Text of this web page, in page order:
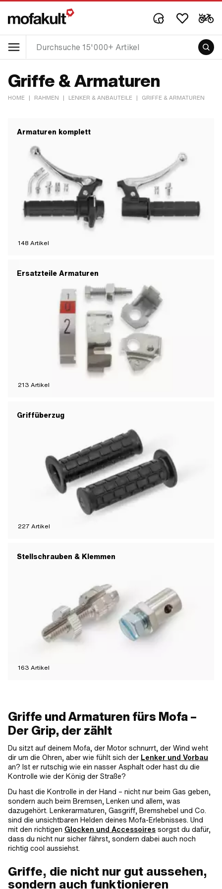
Griffe & Armaturen
HOME | RAHMEN | LENKER & ANBAUTEILE | GRIFFE & ARMATUREN
Armaturen komplett
148 Artikel
Ersatzteile Armaturen
213 Artikel
Griffüberzug
227 Artikel
Stellschrauben & Klemmen
163 Artikel
Griffe und Armaturen fürs Mofa –
Der Grip, der zählt
Du sitzt auf deinem Mofa, der Motor schnurrt, der Wind weht
dir um die Ohren, aber wie fühlt sich der Lenker und Vorbau
an? Ist er rutschig wie ein nasser Asphalt oder hast du die
Kontrolle wie der König der Straße?
Du hast die Kontrolle in der Hand – nicht nur beim Gas geben,
sondern auch beim Bremsen, Lenken und allem, was
dazugehört. Lenkerarmaturen, Gasgriff, Bremshebel und Co.
sind die unsichtbaren Helden deines Mofa-Erlebnisses. Und
mit den richtigen Glocken und Accessoires sorgst du dafür,
dass du nicht nur sicher fährst, sondern dabei auch noch
richtig cool aussiehst.
Griffe, die nicht nur gut aussehen,
sondern auch funktionieren